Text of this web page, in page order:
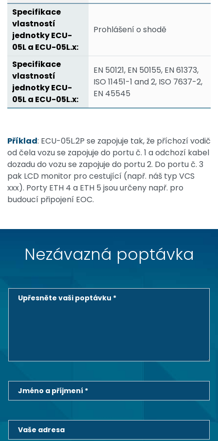
Prohlášení o shodě
EN 50121, EN 50155, EN 61373,
ISO 11451-1 and 2, ISO 7637-2,
EN 45545
Příklad: ECU-05L.2P se zapojuje tak, že příchozí vodič
od čela vozu se zapojuje do portu č. 1 a odchozí kabel
dozadu do vozu se zapojuje do portu 2. Do portu č. 3
pak LCD monitor pro cestující (např. náš typ VCS
xxx). Porty ETH 4 a ETH 5 jsou určeny např. pro
budoucí připojení EOC.
Nezávazná poptávka
Upřesněte vaši poptávku *
Jméno a příjmení *
Vaše adresa